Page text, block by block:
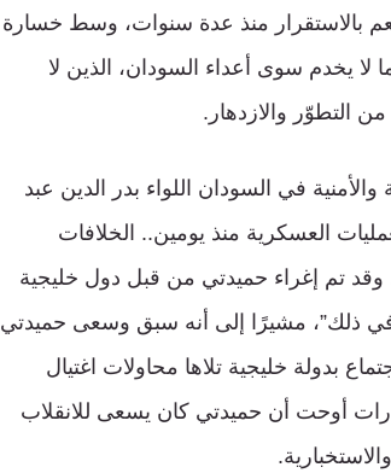
بالاستقرار منذ عدة سنوات، وسط خسارة
ما لا يخدم سوى أعداء السودان، الذين لا
التطوّر والازدهار.
والأمنية في السودان اللواء بدر الدين عبد
العسكرية منذ يومين.. الخلافات
وقد تم إغراء حميدتي من قبل دول خليجية
في ذلك”، مشيرًا إلى أنه سبق وسعى حميدتي
يوليو 2022 وشارك في اجتماع بدولة خليجية تلاها محاولات اغتيال
أوحت أن حميدتي كان يسعى للانقلاب